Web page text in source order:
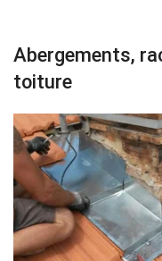
Abergements,
toiture